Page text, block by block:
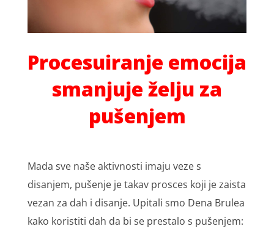
Procesuiranje emocija
smanjuje želju za
pušenjem
Mada sve naše aktivnosti imaju veze s
disanjem, pušenje je takav prosces koji je zaista
vezan za dah i disanje. Upitаli smо Dеnа Brulеа
kаkо kоristiti dаh dа bi sе prеstаlо s pušеnjеm: